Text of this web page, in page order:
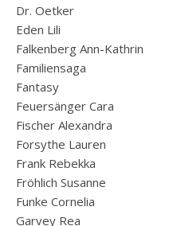
Dr. Oetker
Eden Lili
Falkenberg Ann-Kathrin
Familiensaga
Fantasy
Feuersänger Cara
Fischer Alexandra
Forsythe Lauren
Frank Rebekka
Fröhlich Susanne
Funke Cornelia
Garvey Rea